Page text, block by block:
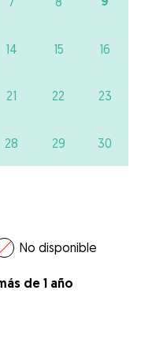
14 15 16
21 22 23
28 29 30
No disponible
de 1 año